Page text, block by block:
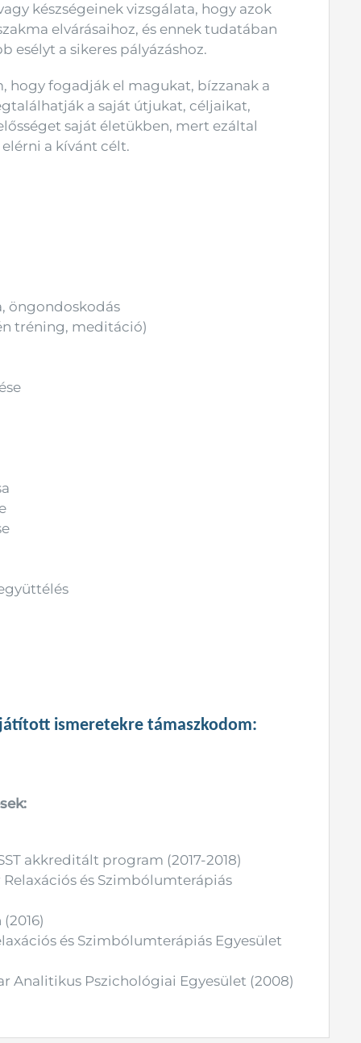
készségeinek vizsgálata, hogy azok
elvárásaihoz, és ennek tudatában
esélyt a sikeres pályázáshoz.
hogy fogadják el magukat, bízzanak a
a saját útjukat, céljaikat,
saját életükben, mert ezáltal
a kívánt célt.
öngondoskodás
tréning, meditáció)
ismeretekre támaszkodom:
akkreditált program (2017-2018)
és Szimbólumterápiás
és Szimbólumterápiás Egyesület
Analitikus Pszichológiai Egyesület (2008)